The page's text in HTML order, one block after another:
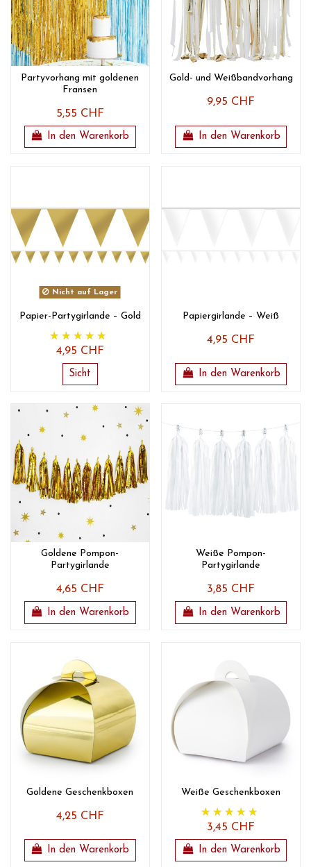
Partyvorhang mit goldenen
Fransen
5,55 CHF
In den Warenkorb
Gold- und Weißbandvorhang
9,95 CHF
In den Warenkorb
Nicht auf Lager
Papier-Partygirlande – Gold
4,95 CHF
Sicht
Papiergirlande – Weiß
4,95 CHF
In den Warenkorb
Goldene Pompon-
Partygirlande
4,65 CHF
In den Warenkorb
Weiße Pompon-
Partygirlande
3,85 CHF
In den Warenkorb
Goldene Geschenkboxen
4,25 CHF
In den Warenkorb
Weiße Geschenkboxen
3,45 CHF
In den Warenkorb